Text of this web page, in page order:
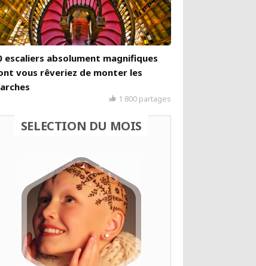
escaliers absolument magnifiques
vous rêveriez de monter les
1 800 partages
SELECTION DU MOIS